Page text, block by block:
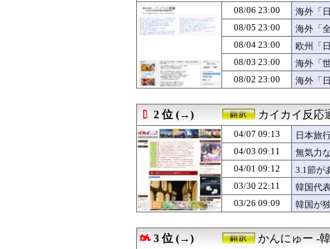
08/07 02:17
日本の大相撲力士の
08/07 02:00
韓国人「江南の産後
08/07 01:00
【ポーランド】ポー
韓国人「ロト1等
韓国人「守備が上達
08/07 00:18
【海外の反応】冨安
08/07 00:00
#韓国記事翻訳 『グ
08/06 23:45
韓国人「韓国サッカ
08/06 23:11
外国人「これが日本
08/06 23:00
韓国人「別れを告げ
08/06 23:00
【衝撃】韓国人「宮
08/06 23:00
海外「日本なんて行
08/06 22:40
海外「素晴らしい追
08/06 22:21
【海外の反応】大谷
08/06 22:20
中国人「サッカーW
08/06 22:20
韓国人「SKハイニッ
08/06 22:00
海外「中国が世界資
08/06 22:00
海外「剣が二回斬り
08/06 23:00
海外「
08/05 23:00
海外「
08/04 23:00
欧州「
08/03 23:00
海外「
08/02 23:00
海外「
2 位 (→) カイカイ反応
04/07 09:13
日本旅
04/03 09:11
無気力
04/01 09:12
3.1節が
03/30 22:11
韓国代
03/26 09:09
韓国が
3 位 (→) かんにゅー -